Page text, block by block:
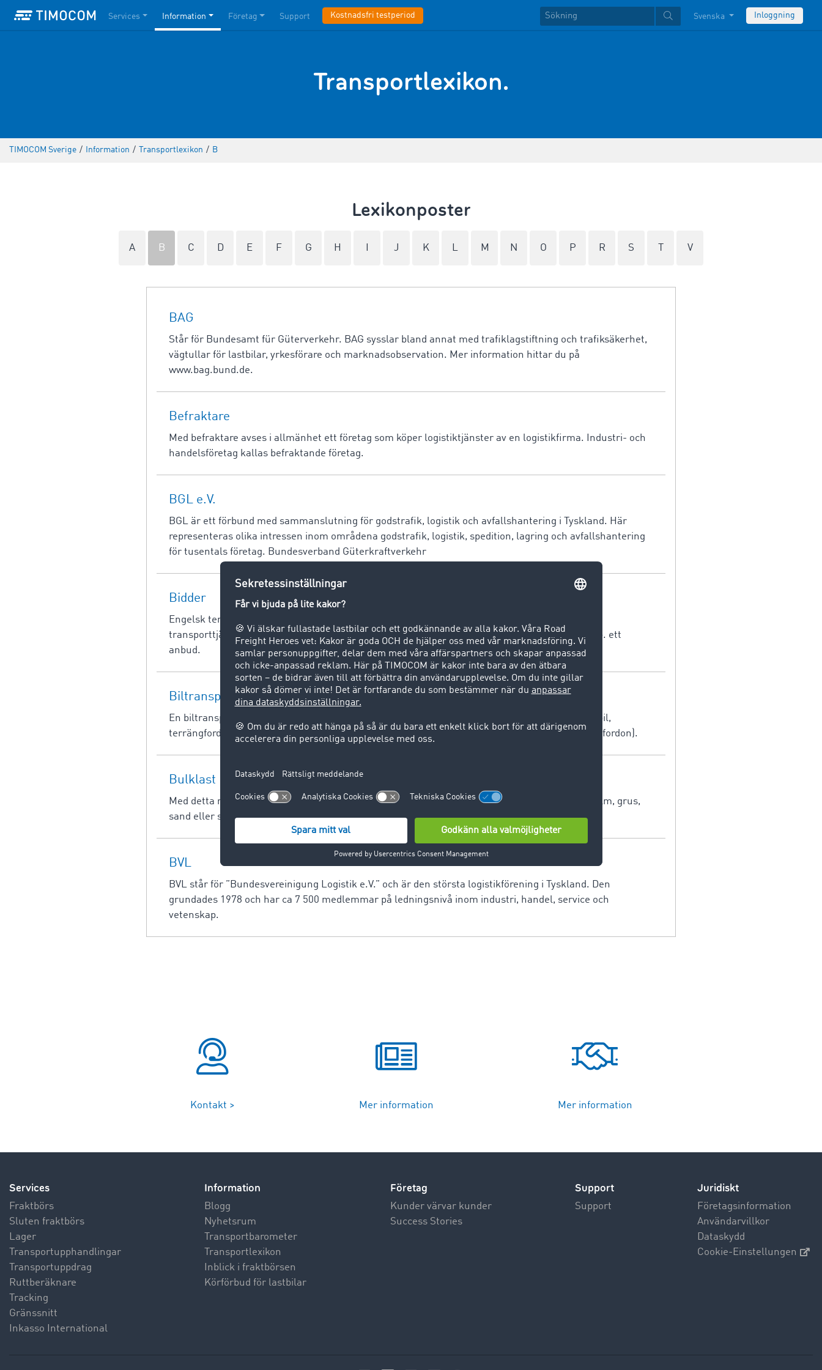
Services Information Företag Support Kostnadsfri testperiod Svenska Inloggning
Transportlexikon.
TIMOCOM Sverige / Information / Transportlexikon / B
Lexikonposter
A B C D E F G H J K L M N O P R S V
BAG
Står för Bundesamt für Güterverkehr. BAG sysslar bland annat med trafiklagstiftning och trafiksäkerhet,
vägtullar för lastbilar, yrkesförare och marknadsobservation. Mer information hittar du på
www.bag.bund.de.
Befraktare
Med befraktare avses i allmänhet ett företag som köper logistiktjänster av en logistikfirma. Industri- och
handelsföretag kallas befraktande företag.
BGL e.V.
BGL är ett förbund med sammanslutning för godstrafik, logistik och avfallshantering i Tyskland. Här
representeras olika intressen inom områdena godstrafik, logistik, spedition, lagring och avfallshantering
för tusentals företag. Bundesverband Güterkraftverkehr
Bidder
Engelsk term för anbudsgivare. I anbudsinfordringsplattformen TCeBid® finns
transporttjänsteleverantörer (speditörer eller fraktförare), som lägger en anbudsinfordran resp. ett
anbud.
Biltransport
En biltransport eller fordonstransport innebär transport av ett fordon som t.ex. personbil, lastbil,
terrängfordon eller skåpbil som transporteras på en lastbil med särskild släpvagn (biltransportfordon).
Bulklast
Med detta menas tippbart gods, dvs. styckegods eller kornigt gods som t.ex. spannmål, kol, malm, grus,
sand eller sten.
BVL
BVL står för ”Bundesvereinigung Logistik e.V.” och är den största logistikförening i Tyskland. Den
grundades 1978 och har ca 7 500 medlemmar på ledningsnivå inom industri, handel, service och
vetenskap.
Kontakt > Mer information Mer information
Services
Fraktbörs
Sluten fraktbörs
Lager
Transportupphandlingar
Transportuppdrag
Ruttberäknare
Tracking
Gränssnitt
Inkasso International
Information
Blogg
Nyhetsrum
Transportbarometer
Transportlexikon
Inblick i fraktbörsen
Körförbud för lastbilar
Företag
Kunder värvar kunder
Success Stories
Support
Support
Juridiskt
Företagsinformation
Användarvillkor
Dataskydd
Cookie-Einstellungen